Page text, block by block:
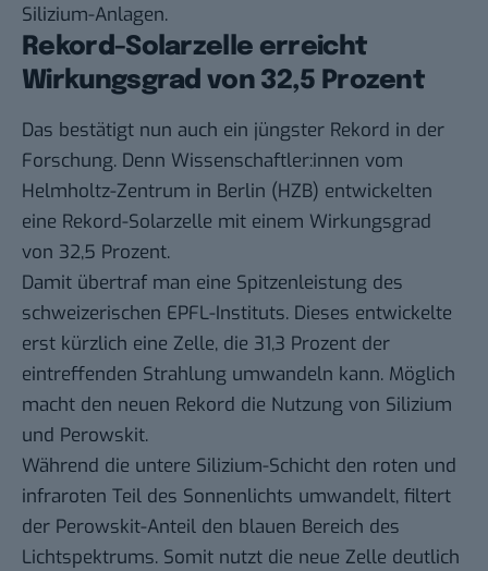
Silizium-Anlagen.
Rekord-Solarzelle erreicht
Wirkungsgrad von 32,5 Prozent
Das bestätigt nun auch ein jüngster Rekord in der
Forschung. Denn Wissenschaftler:innen vom
Helmholtz-Zentrum in Berlin (HZB) entwickelten
eine Rekord-Solarzelle mit einem Wirkungsgrad
von 32,5 Prozent.
Damit übertraf man eine Spitzenleistung des
schweizerischen EPFL-Instituts. Dieses entwickelte
erst kürzlich eine Zelle, die 31,3 Prozent der
eintreffenden Strahlung umwandeln kann. Möglich
macht den neuen Rekord die Nutzung von Silizium
und Perowskit.
Während die untere Silizium-Schicht den roten und
infraroten Teil des Sonnenlichts umwandelt, filtert
der Perowskit-Anteil den blauen Bereich des
Lichtspektrums. Somit nutzt die neue Zelle deutlich